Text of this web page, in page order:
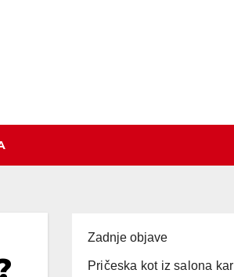
Zadnje objave
Pričeska kot iz salona kar